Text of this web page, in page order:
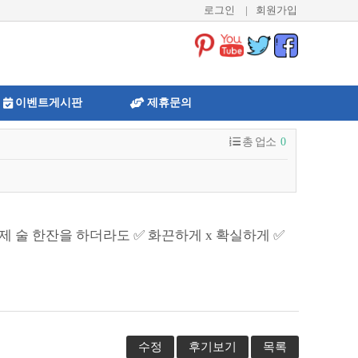
로그인 | 회원가입
이벤트게시판 제휴문의
총 업소 0
술 한잔을 하더라도 ✅ 화끈하게 x 확실하게 ✅
목록
후기보기
수정